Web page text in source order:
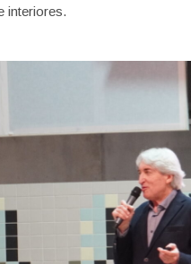
interiores.